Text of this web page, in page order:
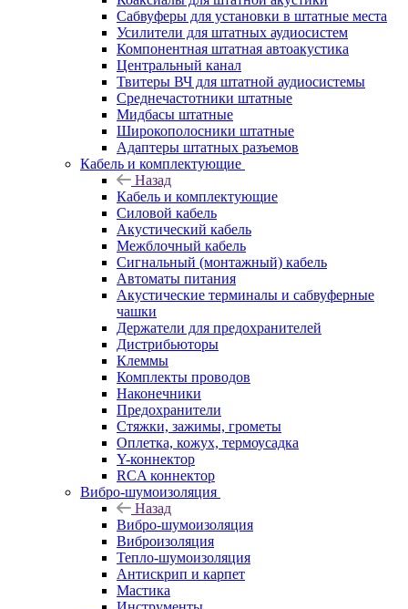
Сабвуферы для установки в штатные места
Усилители для штатных аудиосистем
Компонентная штатная автоакустика
Центральный канал
Твитеры ВЧ для штатной аудиосистемы
Среднечастотники штатные
Мидбасы штатные
Широкополосники штатные
Адаптеры штатных разъемов
Кабель и комплектующие
Назад
Кабель и комплектующие
Силовой кабель
Акустический кабель
Межблочный кабель
Сигнальный (монтажный) кабель
Автоматы питания
Акустические терминалы и сабвуферные
чашки
Держатели для предохранителей
Дистрибьюторы
Клеммы
Комплекты проводов
Наконечники
Предохранители
Стяжки, зажимы, грометы
Оплетка, кожух, термоусадка
Y-коннектор
RCA коннектор
Вибро-шумоизоляция
Назад
Вибро-шумоизоляция
Виброизоляция
Тепло-шумоизоляция
Антискрип и карпет
Мастика